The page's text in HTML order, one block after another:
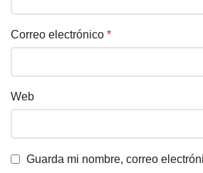
Correo electrónico *
Web
Guarda mi nombre, correo